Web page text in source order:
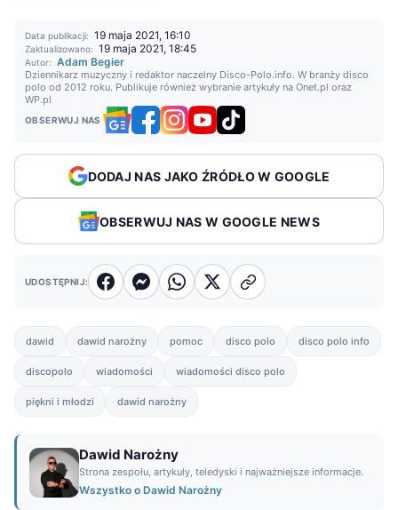
Data publikacji: 19 maja 2021, 16:10
Zaktualizowano: 19 maja 2021, 18:45
Autor: Adam Begier
Dziennikarz muzyczny i redaktor naczelny Disco-Polo.info. W branży disco
polo od 2012 roku. Publikuje również wybranie artykuły na Onet.pl oraz
WP.pl
OBSERWUJ NAS
DODAJ NAS JAKO ŹRÓDŁO W GOOGLE
OBSERWUJ NAS W GOOGLE NEWS
UDOSTĘPNIJ:
dawid dawid narożny pomoc disco polo disco polo info
discopolo wiadomości wiadomości disco polo
piękni i młodzi dawid narożny
Dawid Narożny
Strona zespołu, artykuły, teledyski i najważniejsze informacje.
Wszystko o Dawid Narożny